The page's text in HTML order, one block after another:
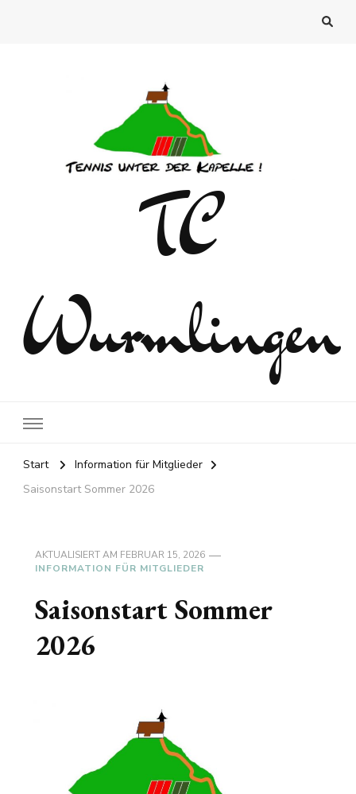
TC
Wurmlingen
Start
Information für Mitglieder
Saisonstart Sommer 2026
AKTUALISIERT AM FEBRUAR 15, 2026
INFORMATION FÜR MITGLIEDER
Saisonstart Sommer
2026